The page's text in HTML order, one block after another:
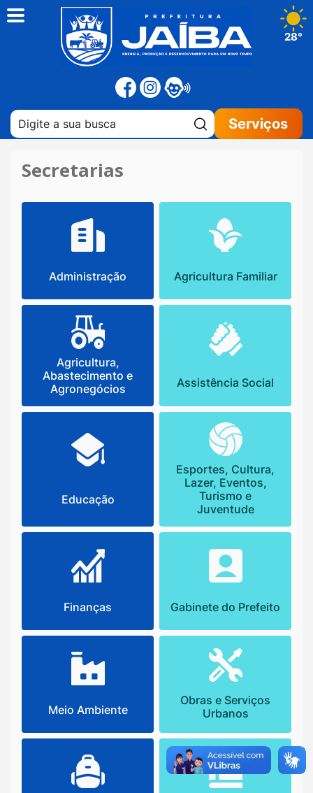
Pesquisar:
Serviços
28°
Secretarias
Administração Agricultura Familiar
Agricultura,
Abastecimento e
Agronegócios
Assistência Social
Educação
Esportes, Cultura,
Lazer, Eventos,
Turismo e
Juventude
Finanças Gabinete do Prefeito
Meio Ambiente
Obras e Serviços
Urbanos